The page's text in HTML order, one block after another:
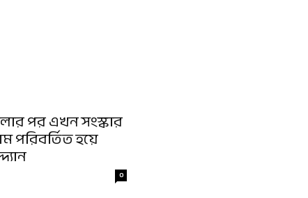
পর এখন সংস্কার
পরিবর্তিত হয়ে
0